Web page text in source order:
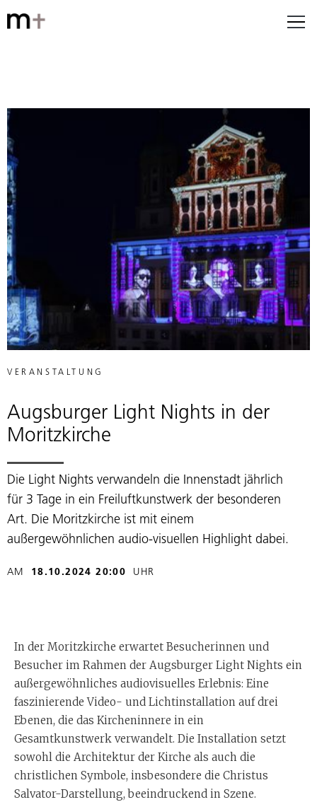
VERANSTALTUNG
Augsburger Light Nights in der
Moritzkirche
Die Light Nights verwandeln die Innenstadt jährlich
für 3 Tage in ein Freiluftkunstwerk der besonderen
Art. Die Moritzkirche ist mit einem
außergewöhnlichen audio-visuellen Highlight dabei.
AM 18.10.2024 20:00 UHR
In der Moritzkirche erwartet Besucherinnen und
Besucher im Rahmen der Augsburger Light Nights ein
außergewöhnliches audiovisuelles Erlebnis: Eine
faszinierende Video- und Lichtinstallation auf drei
Ebenen, die das Kircheninnere in ein
Gesamtkunstwerk verwandelt. Die Installation setzt
sowohl die Architektur der Kirche als auch die
christlichen Symbole, insbesondere die Christus
Salvator-Darstellung, beeindruckend in Szene.